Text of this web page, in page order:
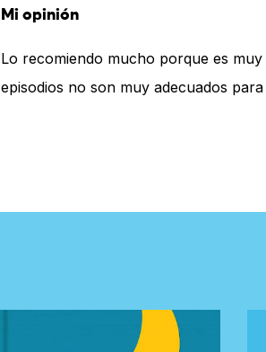
Mi opinión
Lo recomiendo mucho porque es
episodios no son muy adecuados